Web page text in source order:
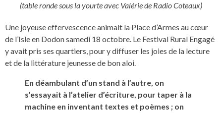
(table ronde sous la yourte avec Valérie de Radio Coteaux)
Une joyeuse effervescence animait la Place d’Armes au cœur
de l’Isle en Dodon samedi 18 octobre. Le Festival Rural Engagé
y avait pris ses quartiers, pour y diffuser les joies de la lecture
et de la littérature jeunesse de bon aloi.
En déambulant d’un stand à l’autre, on
s’essayait à l’atelier d’écriture, pour taper à la
machine en inventant textes et poèmes ; on